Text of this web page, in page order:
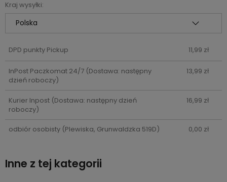
Kraj wysyłki:
DPD punkty Pickup 11,99 zł
InPost Paczkomat 24/7(Dostawa: następny
dzień roboczy)
13,99 zł
Kurier Inpost(Dostawa: następny dzień
roboczy)
16,99 zł
odbiór osobisty(Plewiska, Grunwaldzka 519D) 0,00 zł
Inne z tej kategorii